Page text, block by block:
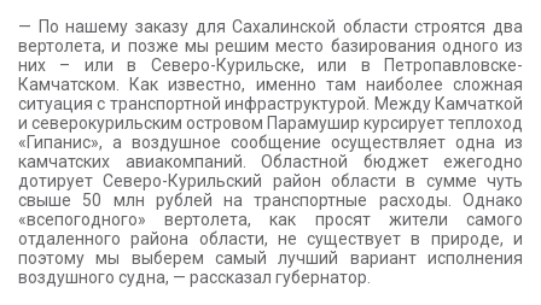
— По нашему заказу для Сахалинской области строятся два
вертолета, и позже мы решим место базирования одного из
них – или в Северо-Курильске, или в Петропавловске-
Камчатском. Как известно, именно там наиболее сложная
ситуация с транспортной инфраструктурой. Между Камчаткой
и северокурильским островом Парамушир курсирует теплоход
«Гипанис», а воздушное сообщение осуществляет одна из
камчатских авиакомпаний. Областной бюджет ежегодно
дотирует Северо-Курильский район области в сумме чуть
свыше 50 млн рублей на транспортные расходы. Однако
«всепогодного» вертолета, как просят жители самого
отдаленного района области, не существует в природе, и
поэтому мы выберем самый лучший вариант исполнения
воздушного судна, — рассказал губернатор.